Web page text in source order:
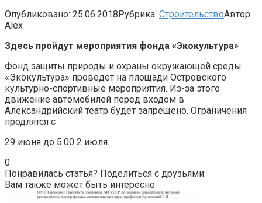
Опубликовано: 25.06.2018Рубрика: СтроительствоАвтор:
Alex
Здесь пройдут мероприятия фонда «Экокультура»
Фонд защиты природы и охраны окружающей среды
«Экокультура» проведет на площади Островского
культурно-спортивные мероприятия. Из-за этого
движение автомобилей перед входом в
Александрийский театр будет запрещено. Ограничения
продлятся с
29 июня до 5.00 2 июля.
0
Понравилась статья? Поделиться с друзьями:
Вам также может быть интересно